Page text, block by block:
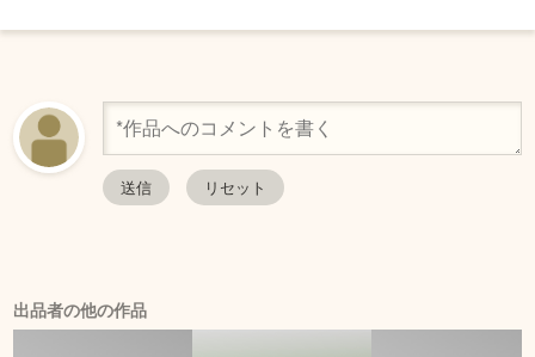
出品者の他の作品